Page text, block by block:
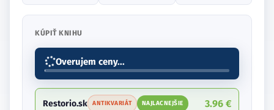
KÚPIŤ KNIHU
Overujem ceny...
Restorio.sk ANTIKVARIÁT NAJLACNEJŠIE 3.96 €